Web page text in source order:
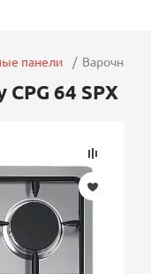
панели Варочная
64 SPX